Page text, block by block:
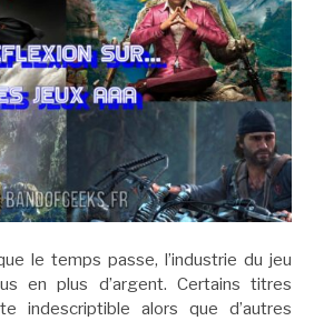
le temps passe, l’industrie du jeu
en plus d’argent. Certains titres
indescriptible alors que d’autres